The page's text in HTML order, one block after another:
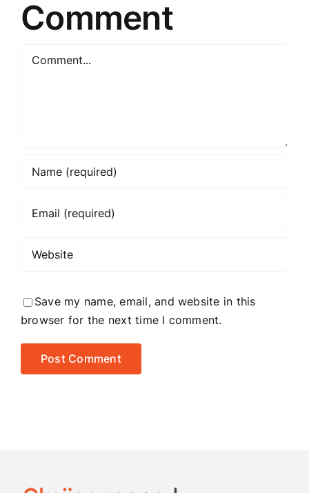
you’d
the
Comment
Comment
Save my name, email, and website in this
browser for the next time I comment.